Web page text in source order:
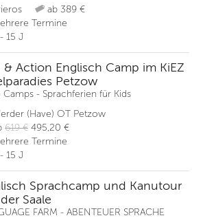
ab 389 €
Termine
15 J
& Action Englisch Camp im KiEZ
Petzow
Camps - Sprachferien für Kids
(Have) OT Petzow
619 € 495,20 €
Termine
15 J
Sprachcamp und Kanutour
Saale
FARM - ABENTEUER SPRACHE